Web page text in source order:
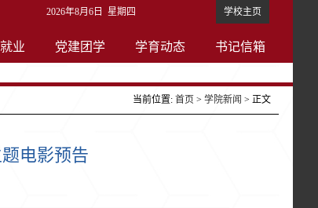
2026年8月6日 星期四 学校主页
业 党建团学 学育动态 书记信箱
当前位置: 首页 > 学院新闻 > 正文
电影预告